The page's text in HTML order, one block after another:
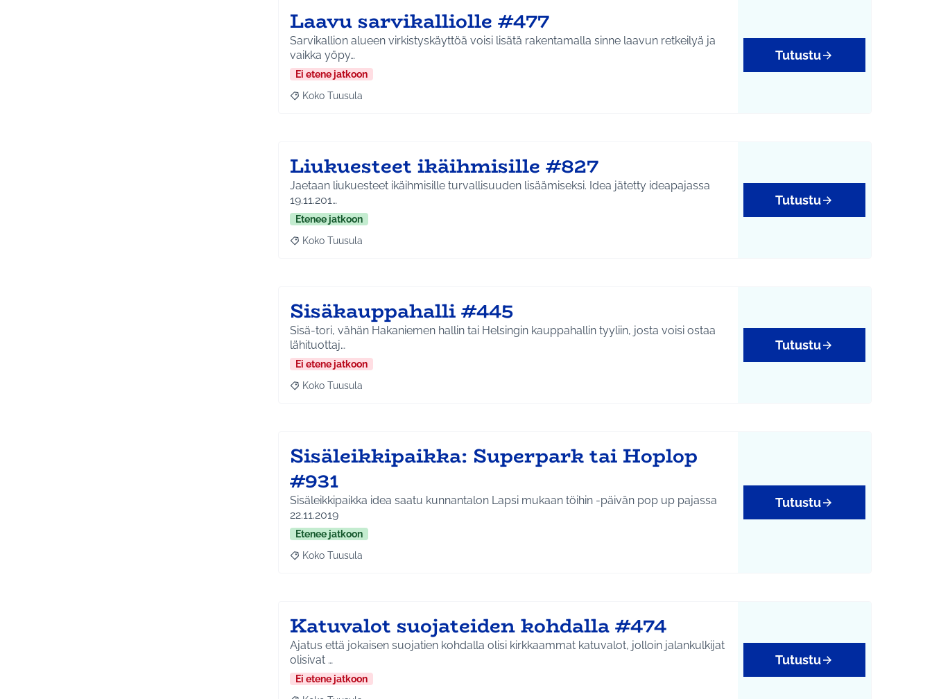
Laavu sarvikalliolle #477
Sarvikallion alueen virkistyskäyttöä voisi lisätä rakentamalla sinne laavun retkeilyä ja
vaikka yöpy…
Ei etene jatkoon
Rajaa tulokset aihepiirin mukaan: Koko Tuusula
Koko Tuusula
Tutustu
Liukuesteet ikäihmisille #827
Jaetaan liukuesteet ikäihmisille turvallisuuden lisäämiseksi. Idea jätetty ideapajassa
19.11.201…
Etenee jatkoon
Rajaa tulokset aihepiirin mukaan: Koko Tuusula
Koko Tuusula
Tutustu
Sisäkauppahalli #445
Sisä-tori, vähän Hakaniemen hallin tai Helsingin kauppahallin tyyliin, josta voisi ostaa
lähituottaj…
Ei etene jatkoon
Rajaa tulokset aihepiirin mukaan: Koko Tuusula
Koko Tuusula
Tutustu
Sisäleikkipaikka: Superpark tai Hoplop
#931
Sisäleikkipaikka idea saatu kunnantalon Lapsi mukaan töihin -päivän pop up pajassa
22.11.2019
Etenee jatkoon
Rajaa tulokset aihepiirin mukaan: Koko Tuusula
Koko Tuusula
Tutustu
Katuvalot suojateiden kohdalla #474
Ajatus että jokaisen suojatien kohdalla olisi kirkkaammat katuvalot, jolloin jalankulkijat
olisivat …
Ei etene jatkoon
Tutustu